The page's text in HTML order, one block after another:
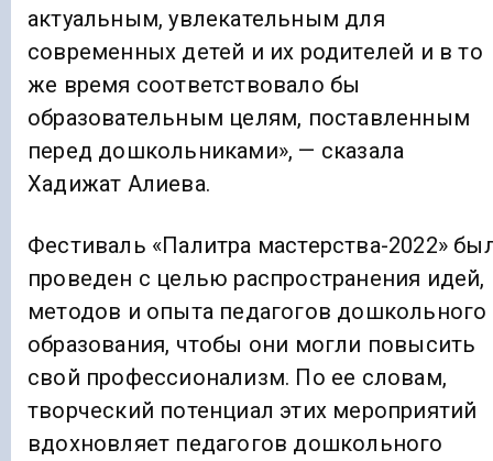
актуальным, увлекательным для
современных детей и их родителей и в то
же время соответствовало бы
образовательным целям, поставленным
перед дошкольниками», — сказала
Хадижат Алиева.
Фестиваль «Палитра мастерства-2022»
проведен с целью распространения идей,
методов и опыта педагогов дошкольного
образования, чтобы они могли повысить
свой профессионализм. По ее словам,
творческий потенциал этих мероприятий
вдохновляет педагогов дошкольного